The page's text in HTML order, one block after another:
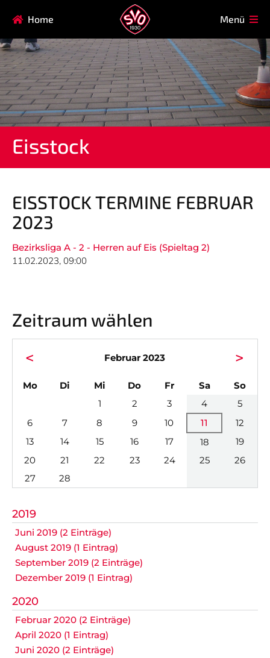
Home Menü
Eisstock
EISSTOCK TERMINE FEBRUAR
2023
Bezirksliga A - 2 - Herren auf Eis (Spieltag 2)
11.02.2023, 09:00
Zeitraum wählen
< Februar 2023 >
Montag Dienstag
Mittwoch
Donnerstag
Freitag SamstagSo
1
2 3 4
5
6
7 8 9 10 11
12
13
14 15 16 17 18
19
20
21 22 23 24 25
26
27
28
2019
Juni 2019 (2 Einträge)
August 2019 (1 Eintrag)
September 2019 (2 Einträge)
Dezember 2019 (1 Eintrag)
2020
Februar 2020 (2 Einträge)
April 2020 (1 Eintrag)
Juni 2020 (2 Einträge)
Navigation
überspringen
HAUPTVEREIN
MITGLIEDSCHAFT
FAQ
Navigation
überspringen
AIKIDO
EISSTOCK
FITNESSKURSE
FUSSBALL
GARDE
GESUNDHEITSSPORT
KINDERTURNEN
KYUDO
REHASPORT
TAEKWONDO
TENNIS
Navigation
überspringen
NEWS TERMINE
gerne weiter.
post@svo.germaringen.de
überspringen
Anfahrt Impressum Datenschutz